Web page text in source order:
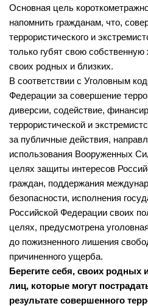
Е-Л
Евсинская сельская
Сельская библиотека
Завьяловская
Искитимская сельская
Сельская библиотека
Китернинская
Лебедевская сельская
Легостаевская
Линевская поселковая
Линевская детская
Листвянская сельская
М-С
Контакты
Карта сайта
Основная цель
напомнить гражданам, что,
террористического и
только губят свою
своих родных и близких.
В соответствии с Уголовным
Федерации за совершение
диверсии, содействие,
террористической и
за публичные действия,
использования Вооруженных
целях защиты интересов
граждан, поддержания
безопасности, исполнения
Российской Федерации своих
целях, предусмотрена
до пожизненного лишения
причиненного ущерба.
Берегите себя, своих родных
лиц, которые могут
результате совершенного